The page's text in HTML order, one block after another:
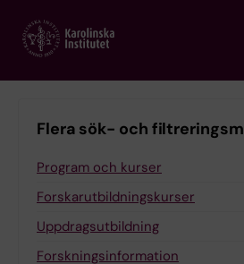
main
Flera sök- och
Program och kurser
Forskarutbildningskurser
Uppdragsutbildning
Forskningsinformation